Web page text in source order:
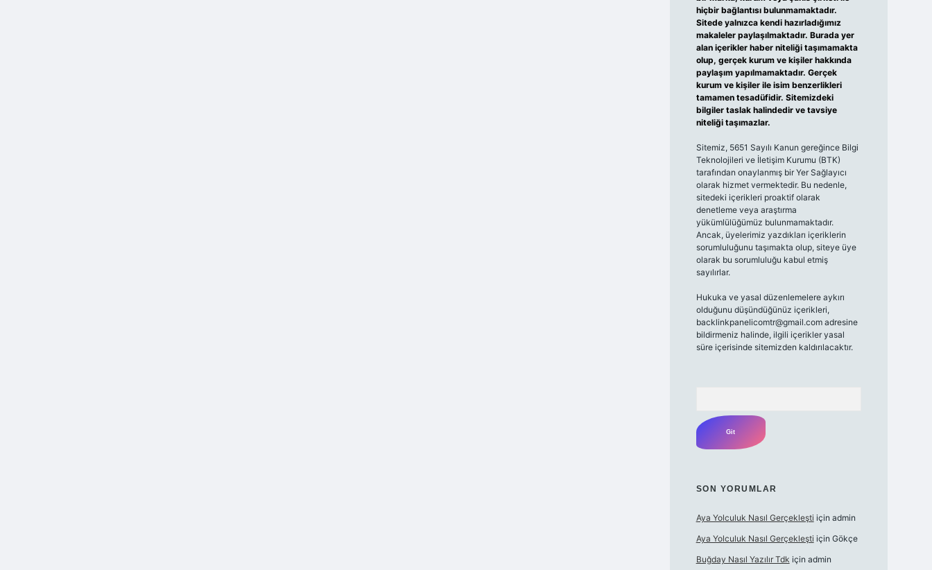
hiçbir bağlantısı bulunmamaktadır.
Sitede yalnızca kendi hazırladığımız
makaleler paylaşılmaktadır. Burada yer
alan içerikler haber niteliği taşımamakta
olup, gerçek kurum ve kişiler hakkında
paylaşım yapılmamaktadır. Gerçek
kurum ve kişiler ile isim benzerlikleri
tamamen tesadüfidir. Sitemizdeki
bilgiler taslak halindedir ve tavsiye
niteliği taşımazlar.
Sitemiz, 5651 Sayılı Kanun gereğince Bilgi
Teknolojileri ve İletişim Kurumu (BTK)
tarafından onaylanmış bir Yer Sağlayıcı
olarak hizmet vermektedir. Bu nedenle,
sitedeki içerikleri proaktif olarak
denetleme veya araştırma
yükümlülüğümüz bulunmamaktadır.
Ancak, üyelerimiz yazdıkları içeriklerin
sorumluluğunu taşımakta olup, siteye üye
olarak bu sorumluluğu kabul etmiş
sayılırlar.
Hukuka ve yasal düzenlemelere aykırı
olduğunu düşündüğünüz içerikleri,
backlinkpanelicomtr@gmail.com adresine
bildirmeniz halinde, ilgili içerikler yasal
süre içerisinde sitemizden kaldırılacaktır.
SON YORUMLAR
Aya Yolculuk Nasıl Gerçekleşti için admin
Aya Yolculuk Nasıl Gerçekleşti için Gökçe
Buğday Nasıl Yazılır Tdk için admin